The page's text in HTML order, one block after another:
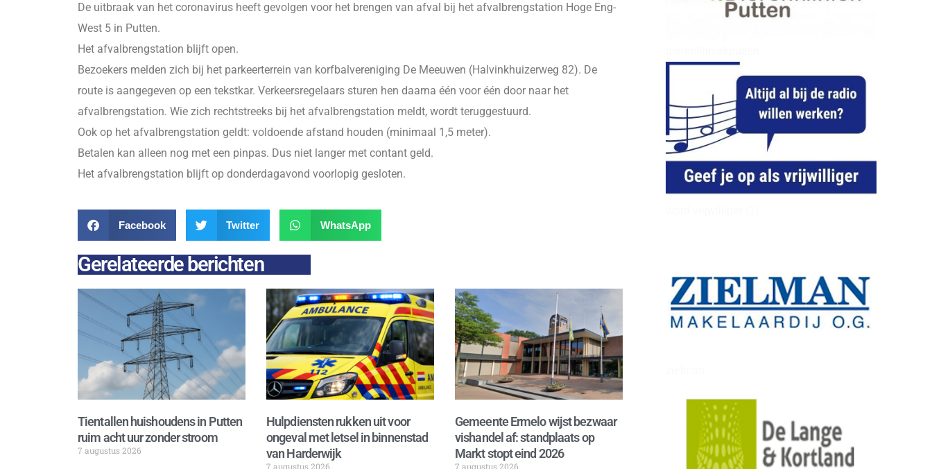
De uitbraak van het coronavirus heeft gevolgen voor het brengen van afval bij het afvalbrengstation Hoge Eng-
West 5 in Putten.
Het afvalbrengstation blijft open.
Bezoekers melden zich bij het parkeerterrein van korfbalvereniging De Meeuwen (Halvinkhuizerweg 82). De
route is aangegeven op een tekstkar. Verkeersregelaars sturen hen daarna één voor één door naar het
afvalbrengstation. Wie zich rechtstreeks bij het afvalbrengstation meldt, wordt teruggestuurd.
Ook op het afvalbrengstation geldt: voldoende afstand houden (minimaal 1,5 meter).
Betalen kan alleen nog met een pinpas. Dus niet langer met contant geld.
Het afvalbrengstation blijft op donderdagavond voorlopig gesloten.
Facebook Twitter WhatsApp
Gerelateerde berichten
Tientallen huishoudens in Putten
ruim acht uur zonder stroom
7 augustus 2026
Hulpdiensten rukken uit voor
ongeval met letsel in binnenstad
van Harderwijk
7 augustus 2026
Gemeente Ermelo wijst bezwaar
vishandel af: standplaats op
Markt stopt eind 2026
7 augustus 2026